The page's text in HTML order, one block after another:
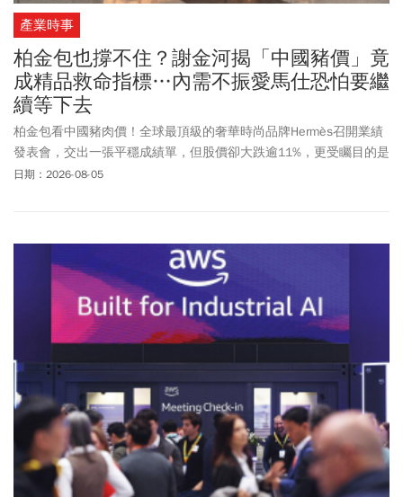
產業時事
柏金包也撐不住？謝金河揭「中國豬價」竟
成精品救命指標…內需不振愛馬仕恐怕要繼
續等下去
柏金包看中國豬肉價！全球最頂級的奢華時尚品牌Hermès召開業績
發表會，交出一張平穩成績單，但股價卻大跌逾11%，更受矚目的是
Hermès執行董事Axel Dumas表示，Hermès最關鍵的指標要看中國豬
日期：2026-08-05